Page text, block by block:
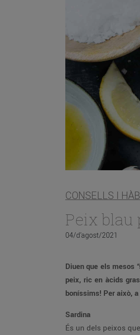
CONSELLS I
Peix blau
04/d’agost/2021
Diuen que els mesos
peix, ric en àcids
boníssims! Per això,
Sardina
És un dels peixos